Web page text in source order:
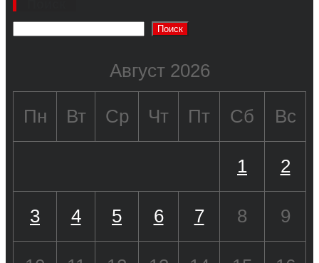
Поиск
Август 2026
Пн Вт Ср Чт Пт Сб Вс
1 2
3 4 5 6 7 8 9